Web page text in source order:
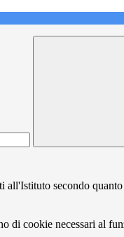
secondo
di cookie necessari al